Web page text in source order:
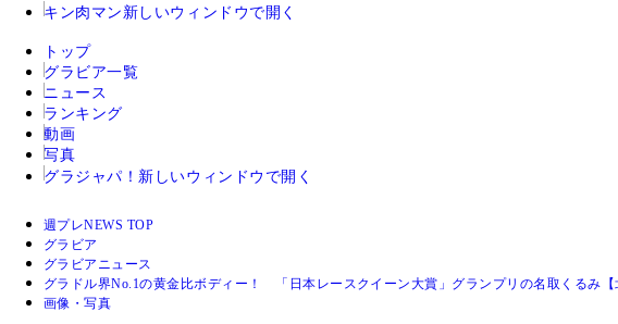
キン肉マン 新しいウィンドウで開く
トップ
グラビア一覧
ニュース
ランキング
動画
写真
グラジャパ！ 新しいウィンドウで開く
週プレNEWS TOP
グラビア
グラビアニュース
グラドル界No.1の黄金比ボディー！ 「日本レースクイーン大賞」グランプリの名取くるみ【
画像・写真